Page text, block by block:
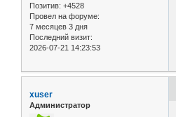
Позитив: +4528
Провел на форуме:
7 месяцев 3 дня
Последний визит:
2026-07-21 14:23:53
xuser
Администратор